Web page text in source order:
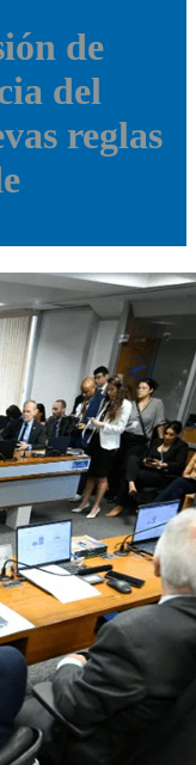
de
del
reglas